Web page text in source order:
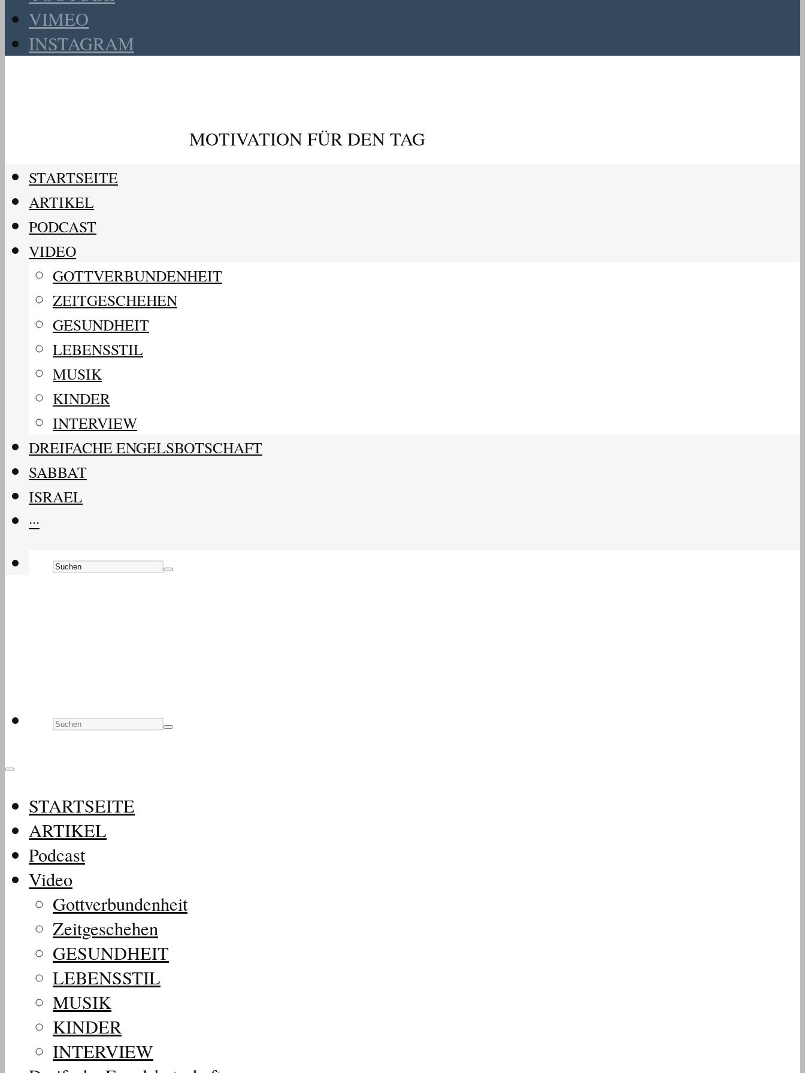
VIMEO
INSTAGRAM
MOTIVATION FÜR DEN TAG
STARTSEITE
ARTIKEL
PODCAST
VIDEO
GOTTVERBUNDENHEIT
ZEITGESCHEHEN
GESUNDHEIT
LEBENSSTIL
MUSIK
KINDER
INTERVIEW
DREIFACHE ENGELSBOTSCHAFT
SABBAT
ISRAEL
···
STARTSEITE
ARTIKEL
Podcast
Video
Gottverbundenheit
Zeitgeschehen
GESUNDHEIT
LEBENSSTIL
MUSIK
KINDER
INTERVIEW